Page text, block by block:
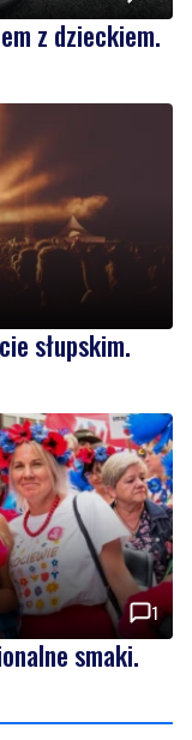
słupskim.
1
smaki.
rowerem z
nie miała kasku